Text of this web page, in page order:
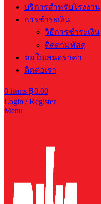
บริการสำหรับโรงงาน
การชำระเงิน
วิธีการชำระเงิน
ติดตามพัสดุ
ขอใบเสนอราคา
ติดต่อเรา
0 items ฿0.00
Login / Register
Menu